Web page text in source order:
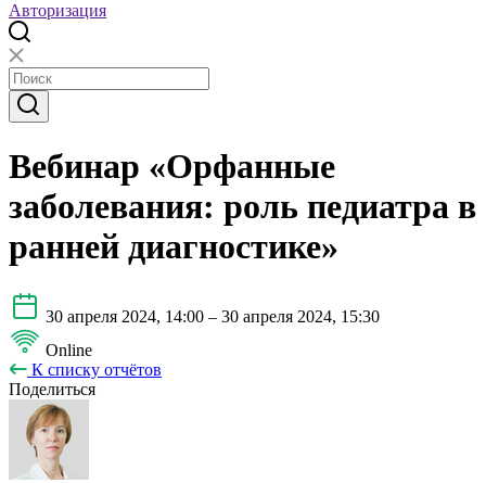
Авторизация
Вебинар «Орфанные
заболевания: роль педиатра в
ранней диагностике»
30 апреля 2024, 14:00 – 30 апреля 2024, 15:30
Online
К списку отчётов
Поделиться